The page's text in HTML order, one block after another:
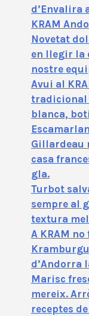
d’Envalira
KRAM
Novetat
en llegir la
nostre
Avui al
tradicional
blanca,
Gillardeau
casa
gla.
Turbot
sempre al
textura
A KRAM
d’Andorra
Marisc
mereix.
receptes